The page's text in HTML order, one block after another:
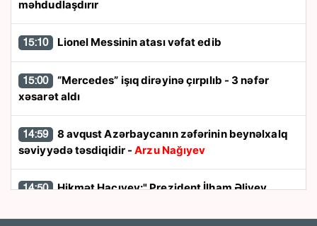
məhdudlaşdırır
15:10 Lionel Messinin atası vəfat edib
15:00
xəsarət aldı
14:59
səviyyədə təsdiqidir -Arzu Nağıyev
14:50 Hikmət Hacıyev:" Prezident İlham Əliyev